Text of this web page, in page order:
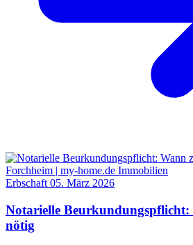
Erbschaft 05. März 2026
Notarielle Beurkundungspflicht:
nötig